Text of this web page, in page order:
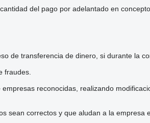
del pago por adelantado en
de transferencia de dinero, si durante la
fraudes.
reconocidas, realizando
sean correctos y que aludan a la empresa